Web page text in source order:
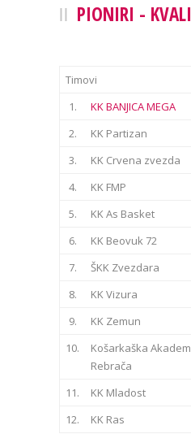
PIONIRI -
Timovi
1.
KK BANJICA MEGA
2.
KK Partizan
3.
KK Crvena zvezda
4.
KK FMP
5.
KK As Basket
6.
KK Beovuk 72
7.
ŠKK Zvezdara
8.
KK Vizura
9.
KK Zemun
10.
Košarkaška
Rebrača
11. KK Mladost
12.
KK Ras